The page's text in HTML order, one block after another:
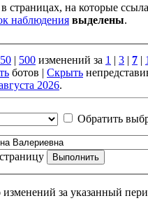
страницах, на которые
наблюдения выделены.
500 изменений за 1 3 7
ботов | Скрыть
2026.
Обратить
за указанный